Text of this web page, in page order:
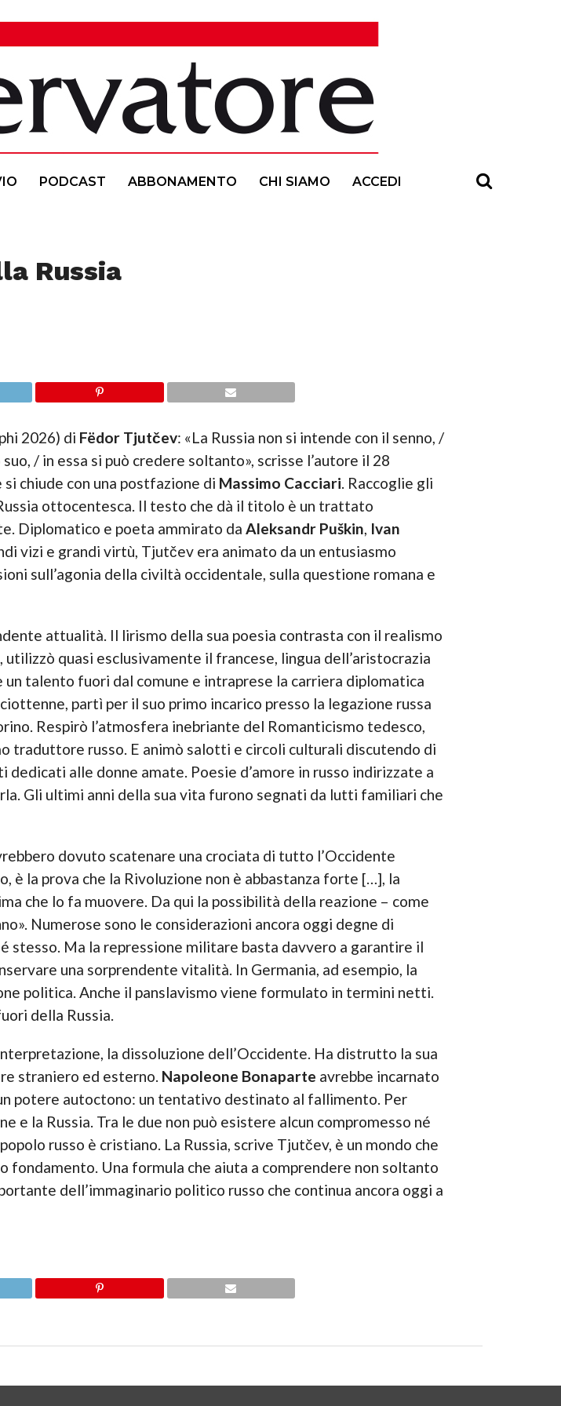
PODCAST ABBONAMENTO CHI SIAMO ACCEDI
Russia
2026) di Fëdor Tjutčev: «La Russia non si intende con il senno, /
/ in essa si può credere soltanto», scrisse l’autore il 28
si chiude con una postfazione di Massimo Cacciari. Raccoglie gli
ottocentesca. Il testo che dà il titolo è un trattato
Diplomatico e poeta ammirato da Aleksandr Puškin, Ivan
vizi e grandi virtù, Tjutčev era animato da un entusiasmo
sull’agonia della civiltà occidentale, sulla questione romana e
attualità. Il lirismo della sua poesia contrasta con il realismo
quasi esclusivamente il francese, lingua dell’aristocrazia
talento fuori dal comune e intraprese la carriera diplomatica
partì per il suo primo incarico presso la legazione russa
Respirò l’atmosfera inebriante del Romanticismo tedesco,
traduttore russo. E animò salotti e circoli culturali discutendo di
alle donne amate. Poesie d’amore in russo indirizzate a
Gli ultimi anni della sua vita furono segnati da lutti familiari che
dovuto scatenare una crociata di tutto l’Occidente
è la prova che la Rivoluzione non è abbastanza forte […], la
che lo fa muovere. Da qui la possibilità della reazione – come
Numerose sono le considerazioni ancora oggi degne di
stesso. Ma la repressione militare basta davvero a garantire il
una sorprendente vitalità. In Germania, ad esempio, la
politica. Anche il panslavismo viene formulato in termini netti.
della Russia.
la dissoluzione dell’Occidente. Ha distrutto la sua
straniero ed esterno. Napoleone Bonaparte avrebbe incarnato
potere autoctono: un tentativo destinato al fallimento. Per
la Russia. Tra le due non può esistere alcun compromesso né
russo è cristiano. La Russia, scrive Tjutčev, è un mondo che
fondamento. Una formula che aiuta a comprendere non soltanto
dell’immaginario politico russo che continua ancora oggi a